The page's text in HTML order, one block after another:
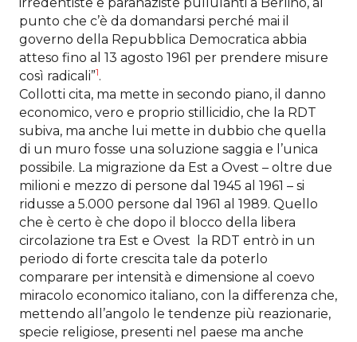
punto che c’è da domandarsi perché mai il
governo della Repubblica Democratica abbia
atteso fino al 13 agosto 1961 per prendere misure
così radicali”1.
Collotti cita, ma mette in secondo piano, il danno
economico, vero e proprio stillicidio, che la RDT
subiva, ma anche lui mette in dubbio che quella
di un muro fosse una soluzione saggia e l’unica
possibile. La migrazione da Est a Ovest – oltre due
milioni e mezzo di persone dal 1945 al 1961 – si
ridusse a 5.000 persone dal 1961 al 1989. Quello
che è certo è che dopo il blocco della libera
circolazione tra Est e Ovest la RDT entrò in un
periodo di forte crescita tale da poterlo
comparare per intensità e dimensione al coevo
miracolo economico italiano, con la differenza che,
mettendo all’angolo le tendenze più reazionarie,
specie religiose, presenti nel paese ma anche